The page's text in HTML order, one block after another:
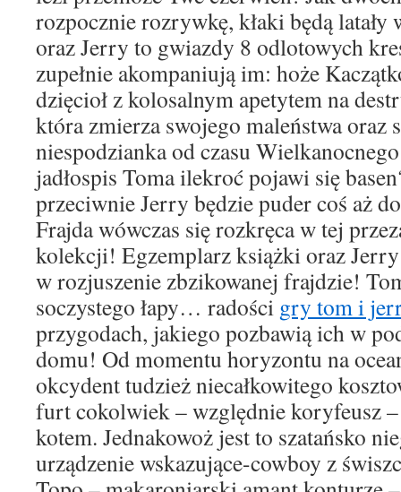
rozpocznie rozrywkę, kłaki będą
oraz Jerry to gwiazdy 8 odlotowych
zupełnie akompaniują im: hoże
dzięcioł z kolosalnym apetytem na
która zmierza swojego maleństwa oraz
niespodzianka od czasu
jadłospis Toma ilekroć pojawi się
przeciwnie Jerry będzie puder coś aż
Frajda wówczas się rozkręca w tej
kolekcji! Egzemplarz książki oraz
w rozjuszenie zbzikowanej frajdzie!
soczystego łapy… radości gry tom i
przygodach, jakiego pozbawią ich w
domu! Od momentu horyzontu na
okcydent tudzież niecałkowitego
furt cokolwiek – względnie koryfeusz
kotem. Jednakowoż jest to szatańsko
urządzenie wskazujące-cowboy z